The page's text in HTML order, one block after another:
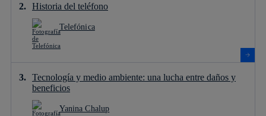
Historia del teléfono
Telefónica
Tecnología y medio ambiente: una lucha entre daños y
beneficios
Yanina Chalup